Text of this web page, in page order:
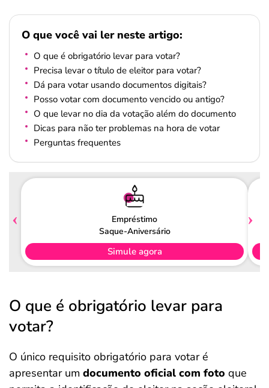
O que você vai ler neste artigo:
O que é obrigatório levar para votar?
Precisa levar o título de eleitor para votar?
Dá para votar usando documentos digitais?
Posso votar com documento vencido ou antigo?
O que levar no dia da votação além do documento
Dicas para não ter problemas na hora de votar
Perguntas frequentes
Empréstimo
Saque-Aniversário
Simule agora
O que é obrigatório levar para
votar?
O único requisito obrigatório para votar é
apresentar um documento oficial com foto que